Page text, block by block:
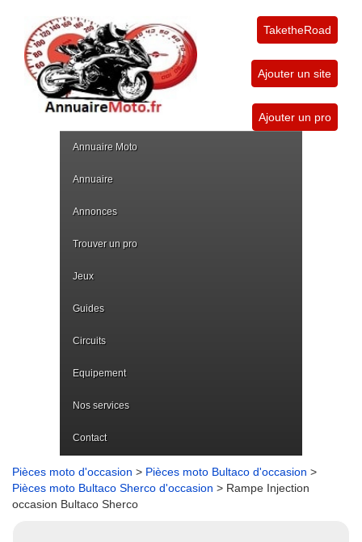
TaketheRoad
Ajouter un site
Ajouter un pro
Annuaire Moto
Annuaire
Annonces
Trouver un pro
Jeux
Guides
Circuits
Equipement
Nos services
Contact
Pièces moto d'occasion > Pièces moto Bultaco d'occasion >
Pièces moto Bultaco Sherco d'occasion > Rampe Injection
occasion Bultaco Sherco